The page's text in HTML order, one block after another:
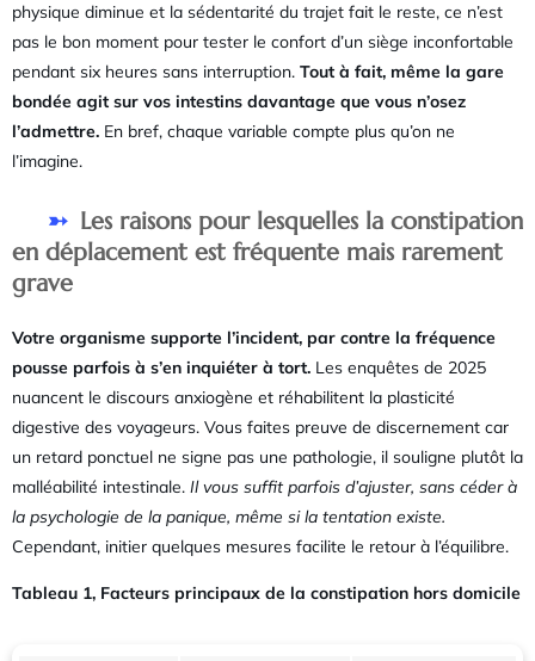
physique diminue et la sédentarité du trajet fait le reste, ce n’est
pas le bon moment pour tester le confort d’un siège inconfortable
pendant six heures sans interruption. Tout à fait, même la gare
bondée agit sur vos intestins davantage que vous n’osez
l’admettre. En bref, chaque variable compte plus qu’on ne
l’imagine.
Les raisons pour lesquelles la constipation
en déplacement est fréquente mais rarement
grave
Votre organisme supporte l’incident, par contre la fréquence
pousse parfois à s’en inquiéter à tort. Les enquêtes de 2025
nuancent le discours anxiogène et réhabilitent la plasticité
digestive des voyageurs. Vous faites preuve de discernement car
un retard ponctuel ne signe pas une pathologie, il souligne plutôt la
malléabilité intestinale. Il vous suffit parfois d’ajuster, sans céder à
la psychologie de la panique, même si la tentation existe.
Cependant, initier quelques mesures facilite le retour à l’équilibre.
Tableau 1, Facteurs principaux de la constipation hors domicile